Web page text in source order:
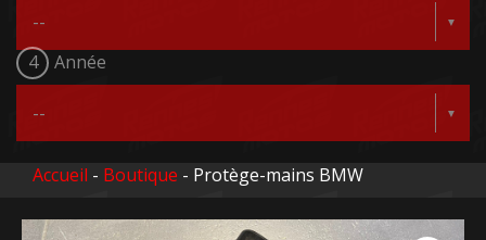
4 Année
Accueil - Boutique - Protège-mains BMW